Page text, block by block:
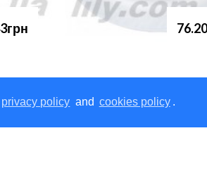
privacy policy and cookies policy .